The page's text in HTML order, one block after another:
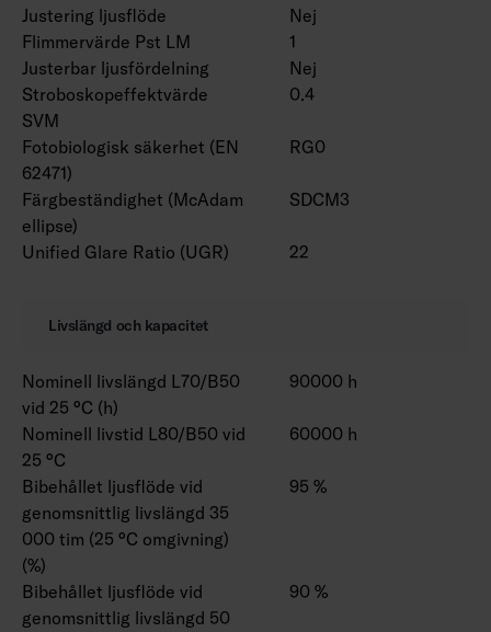
Justering ljusflöde
Nej
Flimmervärde Pst LM
1
Justerbar ljusfördelning
Nej
Stroboskopeffektvärde
SVM
0.4
Fotobiologisk säkerhet (EN
62471)
RG0
Färgbeständighet (McAdam
ellipse)
SDCM3
Unified Glare Ratio (UGR) 22
Livslängd och kapacitet
Nominell livslängd L70/B50
vid 25 °C (h)
90000 h
Nominell livstid L80/B50 vid
25 °C
60000 h
Bibehållet ljusflöde vid
genomsnittlig livslängd 35
000 tim (25 °C omgivning)
(%)
95 %
Bibehållet ljusflöde vid
genomsnittlig livslängd 50
90 %